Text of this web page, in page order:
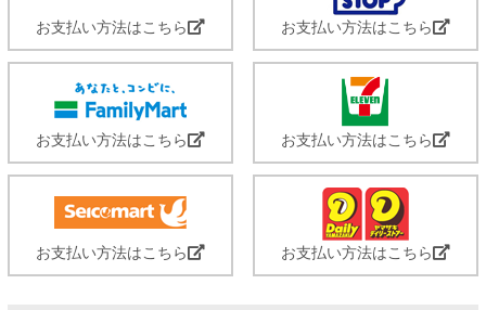
お支払い方法はこちら お支払い方法はこちら
お支払い方法はこちら お支払い方法はこちら
お支払い方法はこちら お支払い方法はこちら